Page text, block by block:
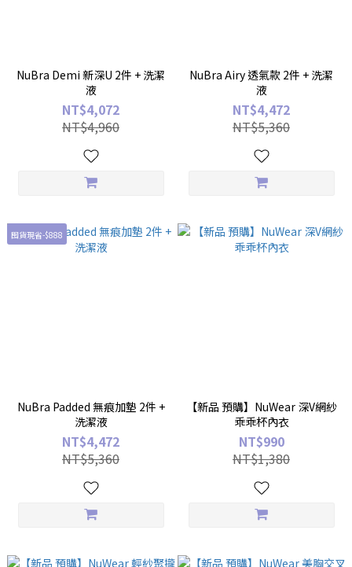
NuBra Demi 新深U 2件 + 洗潔
液
NT$4,072
NT$4,960
NuBra Airy 透氣款 2件 + 洗潔
液
NT$4,472
NT$5,360
囤貨現省-$888
NuBra Padded 無痕加墊 2件 +
洗潔液
NT$4,472
NT$5,360
【新品 預購】NuWear 深V網紗
乖乖杯內衣
NT$990
NT$1,380